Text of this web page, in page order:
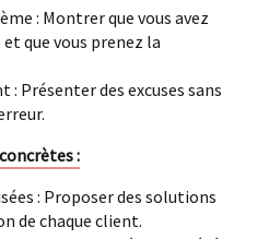
: Montrer que vous avez
que vous prenez la
: Présenter des excuses sans
:
: Proposer des solutions
de chaque client.